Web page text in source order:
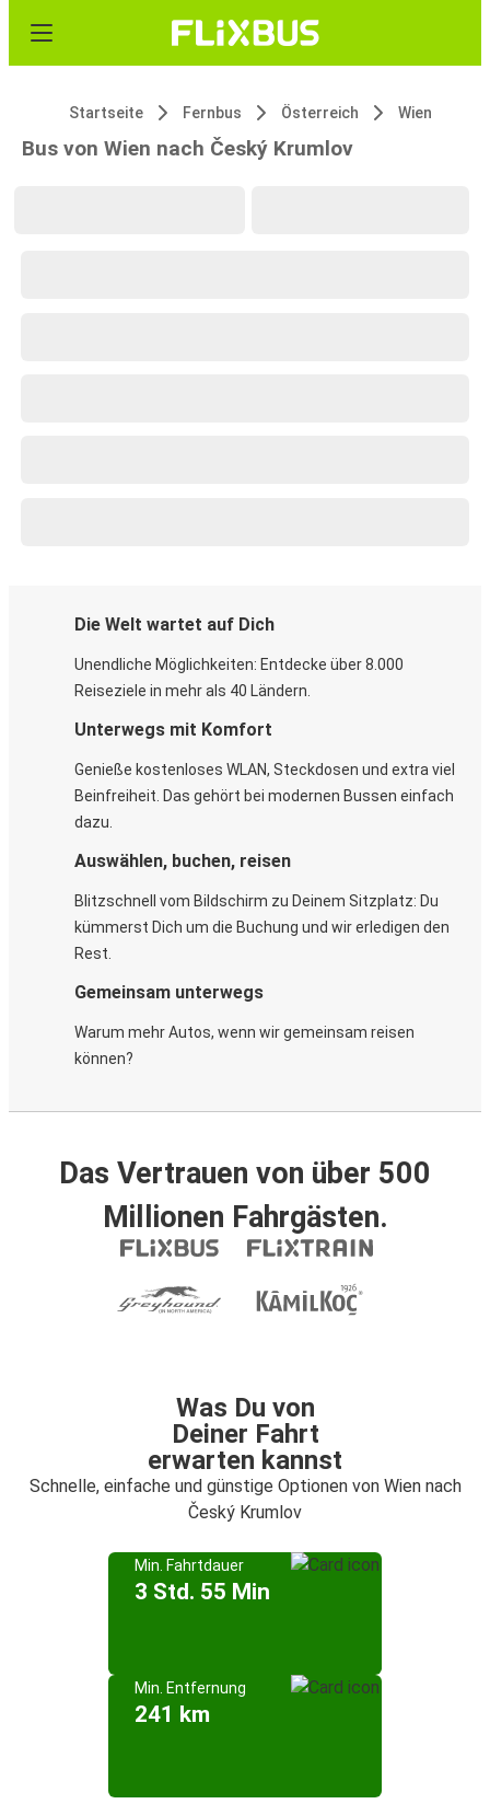
Startseite Fernbus Österreich Wien
Bus von Wien nach Český Krumlov
Die Welt wartet auf Dich
Unendliche Möglichkeiten: Entdecke über 8.000
Reiseziele in mehr als 40 Ländern.
Unterwegs mit Komfort
Genieße kostenloses WLAN, Steckdosen und extra viel
Beinfreiheit. Das gehört bei modernen Bussen einfach
dazu.
Auswählen, buchen, reisen
Blitzschnell vom Bildschirm zu Deinem Sitzplatz: Du
kümmerst Dich um die Buchung und wir erledigen den
Rest.
Gemeinsam unterwegs
Warum mehr Autos, wenn wir gemeinsam reisen
können?
Das Vertrauen von über 500
Millionen Fahrgästen.
Was Du von
Deiner Fahrt
erwarten kannst
Schnelle, einfache und günstige Optionen von Wien nach
Český Krumlov
Min. Fahrtdauer
3 Std. 55 Min
Min. Entfernung
241 km